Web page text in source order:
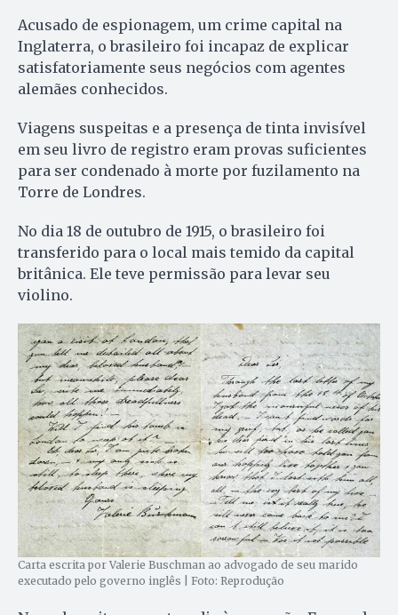
Acusado de espionagem, um crime capital na
Inglaterra, o brasileiro foi incapaz de explicar
satisfatoriamente seus negócios com agentes
alemães conhecidos.
Viagens suspeitas e a presença de tinta invisível
em seu livro de registro eram provas suficientes
para ser condenado à morte por fuzilamento na
Torre de Londres.
No dia 18 de outubro de 1915, o brasileiro foi
transferido para o local mais temido da capital
britânica. Ele teve permissão para levar seu
violino.
Carta escrita por Valerie Buschman ao advogado de seu marido
executado pelo governo inglês | Foto: Reprodução